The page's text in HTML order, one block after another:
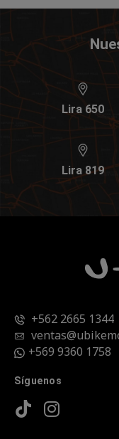
Lira 650
Lira 819
+562 2665 1344
+569 9360 1758
Síguenos